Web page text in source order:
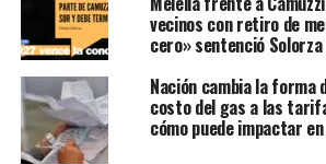
vecinos con retiro de
cero» sentenció
Nación cambia la
costo del gas a las
cómo puede impactar